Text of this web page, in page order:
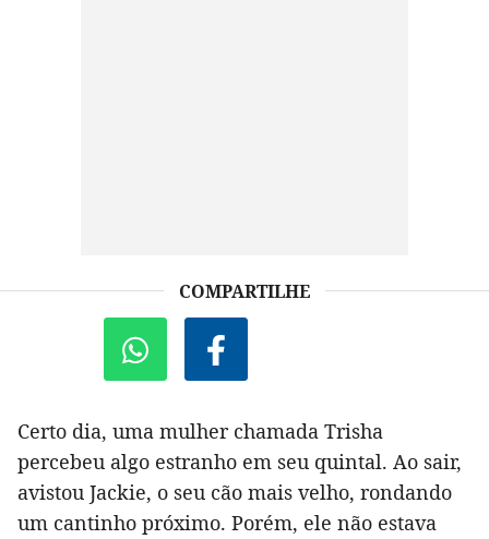
COMPARTILHE
Certo dia, uma mulher chamada Trisha
percebeu algo estranho em seu quintal. Ao sair,
avistou Jackie, o seu cão mais velho, rondando
um cantinho próximo. Porém, ele não estava